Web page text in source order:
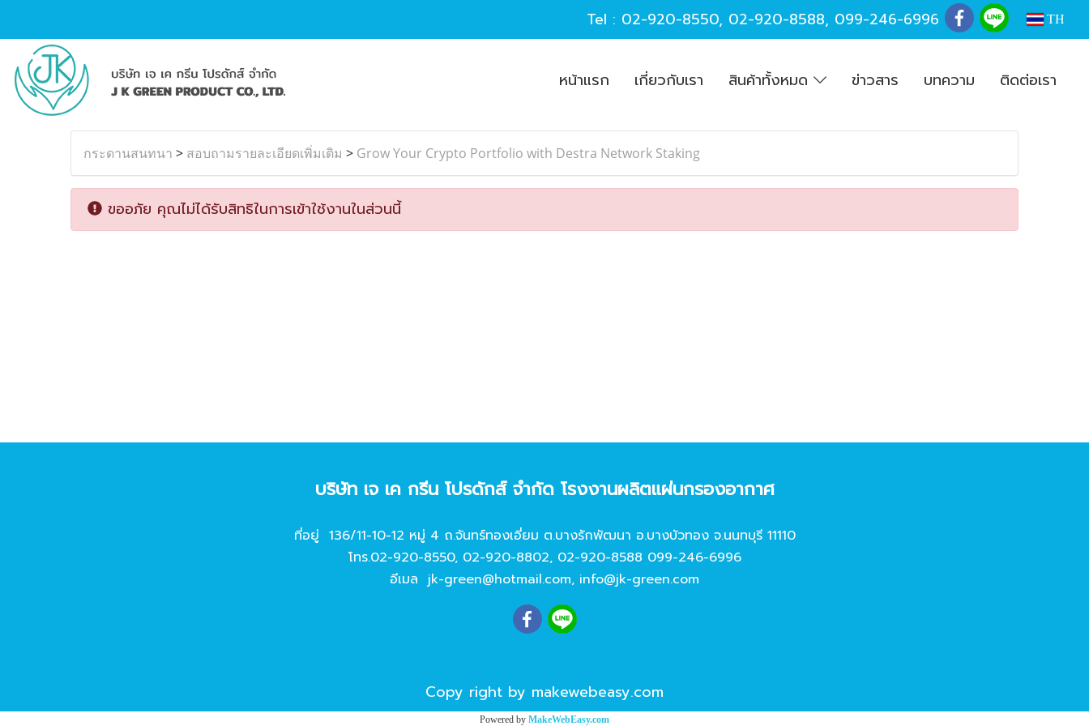
Tel : 02-920-8550, 02-920-8588, 099-246-6996 TH
หน้าแรก เกี่ยวกับเรา สินค้าทั้งหมด ข่าวสาร บทความ ติดต่อเรา
กระดานสนทนา > สอบถามรายละเอียดเพิ่มเติม > Grow Your Crypto Portfolio with Destra Network Staking
ขออภัย คุณไม่ได้รับสิทธิในการเข้าใช้งานในส่วนนี้
บริษัท เจ เค กรีน โปรดักส์ จํากัด โรงงานผลิตแผ่นกรองอากาศ
ที่อยู่ 136/11-10-12 หมู่ 4 ถ.จันทร์ทองเอี่ยม ต.บางรักพัฒนา อ.บางบัวทอง จ.นนทบุรี 11110
โทร.02-920-8550, 02-920-8802, 02-920-8588 099-246-6996
อีเมล jk-green@hotmail.com, info@jk-green.com
Copy right by makewebeasy.com
Powered by MakeWebEasy.com